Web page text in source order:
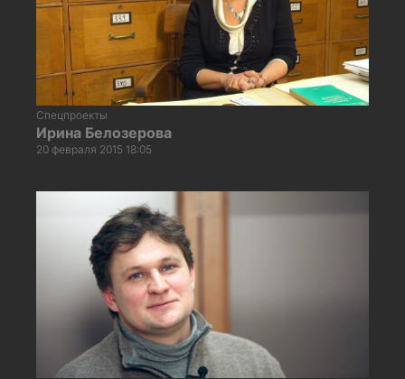
Спецпроекты
Ирина Белозерова
20 февраля 2015 18:05